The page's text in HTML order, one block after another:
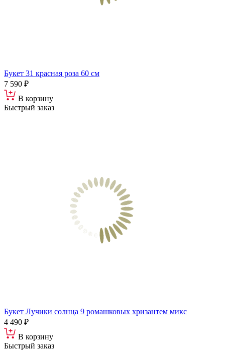
Букет 31 красная роза 60 см
7 590 ₽
В корзину
Быстрый заказ
Букет Лучики солнца 9 ромашковых хризантем микс
4 490 ₽
В корзину
Быстрый заказ